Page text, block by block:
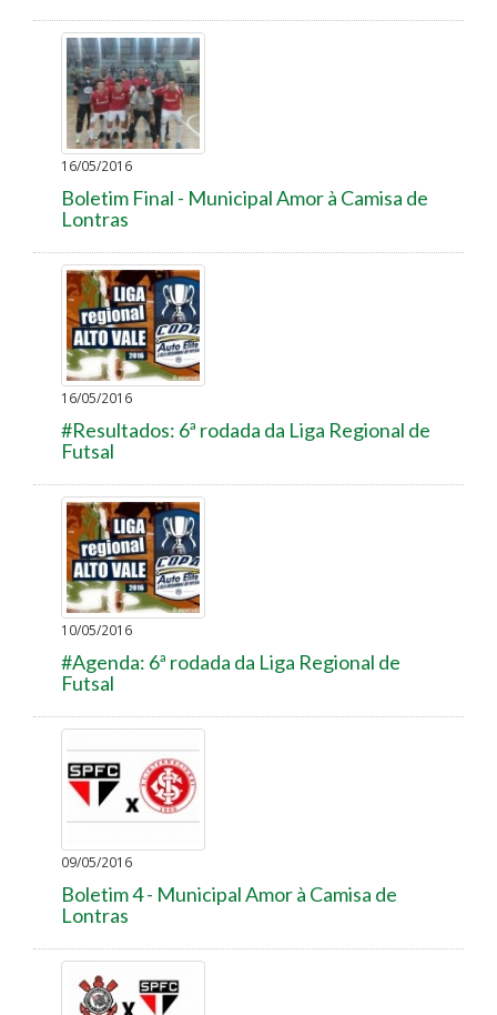
16/05/2016
Boletim Final - Municipal Amor à Camisa de
Lontras
16/05/2016
#Resultados: 6ª rodada da Liga Regional de
Futsal
10/05/2016
#Agenda: 6ª rodada da Liga Regional de
Futsal
09/05/2016
Boletim 4 - Municipal Amor à Camisa de
Lontras